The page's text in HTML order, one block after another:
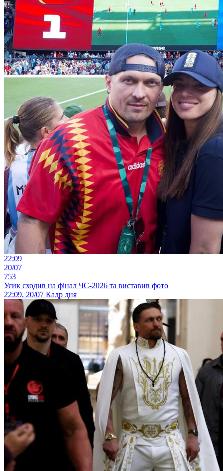
22:09
20/07
753
Усик сходив на фінал ЧС-2026 та виставив фото
22:09, 20/07 Кадр дня